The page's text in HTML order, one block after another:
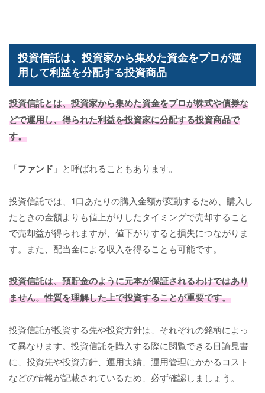
投資信託は、投資家から集めた資金をプロが運
用して利益を分配する投資商品
投資信託とは、投資家から集めた資金をプロが株式や債券な
どで運用し、得られた利益を投資家に分配する投資商品で
す。
「ファンド 」と呼ばれることもあります。
投資信託では、1口あたりの購入金額が変動するため、購入し
たときの金額よりも値上がりしたタイミングで売却すること
で売却益が得られますが、値下がりすると損失につながりま
す。また、配当金による収入を得ることも可能です。
投資信託は、預貯金のように元本が保証されるわけではあり
ません。性質を理解した上で投資することが重要です。
投資信託が投資する先や投資方針は、それぞれの銘柄によっ
て異なります。投資信託を購入する際に閲覧できる目論見書
に、投資先や投資方針、運用実績、運用管理にかかるコスト
などの情報が記載されているため、必ず確認しましょう。